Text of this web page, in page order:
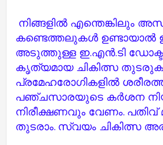
നിങ്ങളിൽ എന്തെങ്കിലും
കണ്ടെത്തലുകൾ ഉണ്ടായാൽ
അടുത്തുള്ള ഇ.എൻ.ടി
കൃത്യമായ ചികിത്സ
പ്രമേഹരോഗികളിൽ
പഞ്ചസാരയുടെ കർശന
നിരീക്ഷണവും വേണം.
തുടരാം. സ്വയം ചികിത്സ